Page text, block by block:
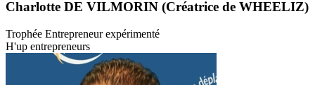
Charlotte DE VILMORIN (Créatrice de WHEELIZ)
Trophée Entrepreneur expérimenté
H'up entrepreneurs